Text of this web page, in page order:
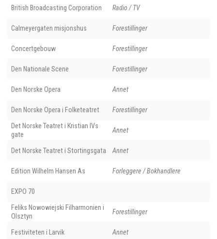
British Broadcasting Corporation Radio / TV
Calmeyergaten misjonshus Forestillinger
Concertgebouw Forestillinger
Den Nationale Scene Forestillinger
Den Norske Opera Annet
Den Norske Opera i Folketeatret Forestillinger
Det Norske Teatret i Kristian IVs
gate
Annet
Det Norske Teatret i Stortingsgata Annet
Edition Wilhelm Hansen As Forleggere / Bokhandlere
EXPO 70
Feliks Nowowiejski Filharmonien i
Olsztyn
Forestillinger
Festiviteten i Larvik Annet